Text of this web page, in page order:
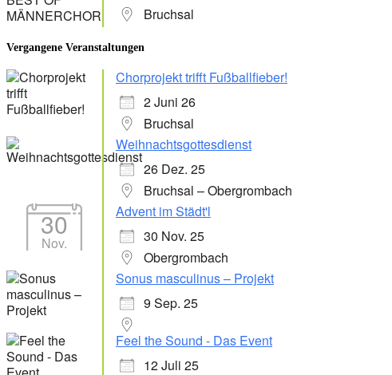
Bruchsal
Vergangene Veranstaltungen
Chorprojekt trifft Fußballfieber!
2 Juni 26
Bruchsal
Weihnachtsgottesdienst
26 Dez. 25
Bruchsal – Obergrombach
30
Nov.
Advent im Städt'l
30 Nov. 25
Obergrombach
Sonus masculinus – Projekt
9 Sep. 25
Feel the Sound - Das Event
12 Juli 25